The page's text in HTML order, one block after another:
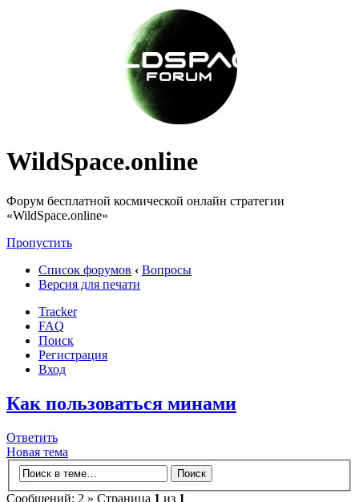
WildSpace.online
Форум бесплатной космической онлайн стратегии
«WildSpace.online»
Пропустить
Список форумов ‹ Вопросы
Версия для печати
Tracker
FAQ
Поиск
Регистрация
Вход
Как пользоваться минами
Ответить
Новая тема
Сообщений: 2 » Страница 1 из 1